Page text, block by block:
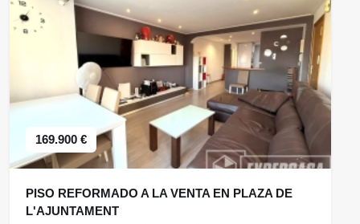
169.900 €
PISO REFORMADO A LA VENTA EN PLAZA DE
L'AJUNTAMENT